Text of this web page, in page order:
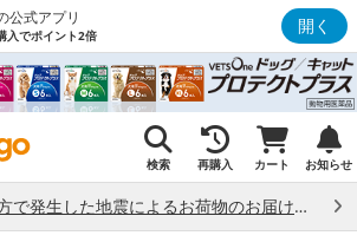
公式アプリ
入でポイント2倍 開く
検索 再購入 カート お知らせ
熊本県熊本地方で発生した地震によるお荷物のお届け状況について （7/28）